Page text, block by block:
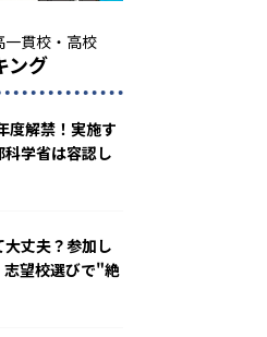
ング
度解禁！実施す
学省は容認し
大丈夫？参加し
志望校選びで"絶